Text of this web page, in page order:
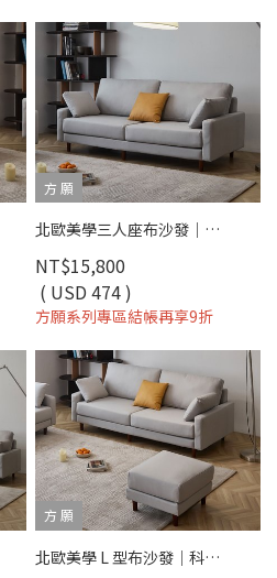
方 願
北歐美學三人座布沙發｜科技布 × 獨立筒彈簧 × 可拆洗布套 – 方願系列
NT$15,800
( USD 474 )
方願系列專區結帳再享9折
方 願
北歐美學 L 型布沙發｜科技布 × 獨立筒坐墊 × 可拆洗布套 – 方願系列